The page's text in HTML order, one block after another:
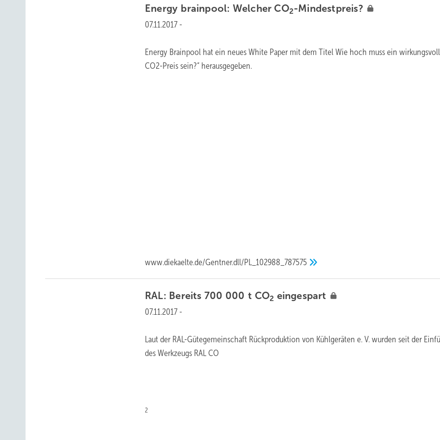
Energy brainpool: WelcherCO2-Mindestpreis?
07.11.2017 -
Energy Brainpool hat ein neues White Paper mit dem Titel Wie hoch muss ein
CO2-Preis sein?“ herausgegeben.
www.diekaelte.de/Gentner.dll/PL_102988_787575
RAL: Bereits 700 000 t CO2 eingespart
07.11.2017 -
Laut der RAL-Gütegemeinschaft Rückproduktion von Kühlgeräten e. V. wurden seit der
des Werkzeugs RAL CO
2